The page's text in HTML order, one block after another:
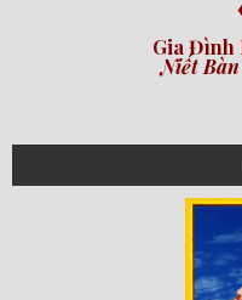
Gia Đình
Niết